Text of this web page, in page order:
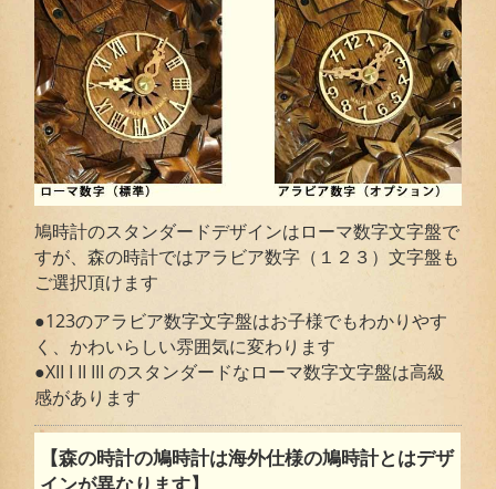
鳩時計のスタンダードデザインはローマ数字文字盤で
すが、森の時計ではアラビア数字（１２３）文字盤も
ご選択頂けます
●123のアラビア数字文字盤はお子様でもわかりやす
く、かわいらしい雰囲気に変わります
●XII I II III のスタンダードなローマ数字文字盤は高級
感があります
【森の時計の鳩時計は海外仕様の鳩時計とはデザ